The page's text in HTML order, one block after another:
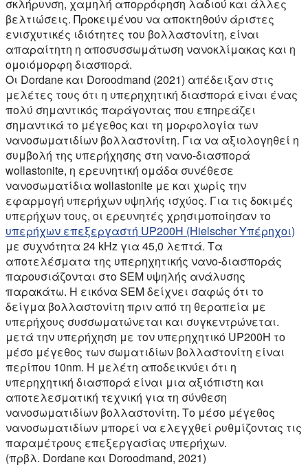
σκλήρυνση, χαμηλή απορρόφηση λαδιού και άλλες
βελτιώσεις. Προκειμένου να αποκτηθούν άριστες
ενισχυτικές ιδιότητες του βολλαστονίτη, είναι
απαραίτητη η αποσυσσωμάτωση νανοκλίμακας και η
ομοιόμορφη διασπορά.
Οι Dordane και Doroodmand (2021) απέδειξαν στις
μελέτες τους ότι η υπερηχητική διασπορά είναι ένας
πολύ σημαντικός παράγοντας που επηρεάζει
σημαντικά το μέγεθος και τη μορφολογία των
νανοσωματιδίων βολλαστονίτη. Για να αξιολογηθεί η
συμβολή της υπερήχησης στη νανο-διασπορά
wollastonite, η ερευνητική ομάδα συνέθεσε
νανοσωματίδια wollastonite με και χωρίς την
εφαρμογή υπερήχων υψηλής ισχύος. Για τις δοκιμές
υπερήχων τους, οι ερευνητές χρησιμοποίησαν το
υπερήχων επεξεργαστή UP200H (Hielscher Υπέρηχοι)
με συχνότητα 24 kHz για 45,0 λεπτά. Τα
αποτελέσματα της υπερηχητικής νανο-διασποράς
παρουσιάζονται στο SEM υψηλής ανάλυσης
παρακάτω. Η εικόνα SEM δείχνει σαφώς ότι το
δείγμα βολλαστονίτη πριν από τη θεραπεία με
υπερήχους συσσωματώνεται και συγκεντρώνεται.
μετά την υπερήχηση με τον υπερηχητικό UP200H το
μέσο μέγεθος των σωματιδίων βολλαστονίτη είναι
περίπου 10nm. Η μελέτη αποδεικνύει ότι η
υπερηχητική διασπορά είναι μια αξιόπιστη και
αποτελεσματική τεχνική για τη σύνθεση
νανοσωματιδίων βολλαστονίτη. Το μέσο μέγεθος
νανοσωματιδίων μπορεί να ελεγχθεί ρυθμίζοντας τις
παραμέτρους επεξεργασίας υπερήχων.
(πρβλ. Dordane και Doroodmand, 2021)